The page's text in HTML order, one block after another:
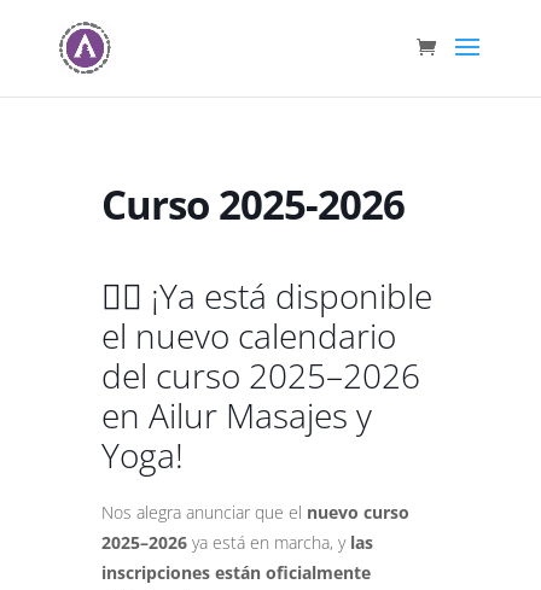
Curso 2025-2026
🧘‍♀️ ¡Ya está disponible
el nuevo calendario
del curso 2025–2026
en Ailur Masajes y
Yoga!
Nos alegra anunciar que el nuevo curso
2025–2026 ya está en marcha, y las
inscripciones están oficialmente